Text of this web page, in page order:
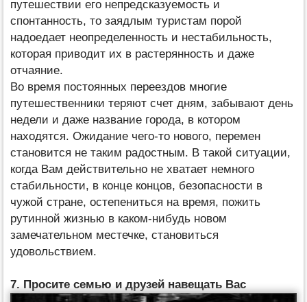
путешествии его непредсказуемость и
спонтанность, то заядлым туристам порой
надоедает неопределенность и нестабильность,
которая приводит их в растерянность и даже
отчаяние.
Во время постоянных переездов многие
путешественники теряют счет дням, забывают день
недели и даже название города, в котором
находятся. Ожидание чего-то нового, перемен
становится не таким радостным. В такой ситуации,
когда Вам действительно не хватает немного
стабильности, в конце концов, безопасности в
чужой стране, остепениться на время, пожить
рутинной жизнью в каком-нибудь новом
замечательном местечке, становиться
удовольствием.
7. Просите семью и друзей навещать Вас